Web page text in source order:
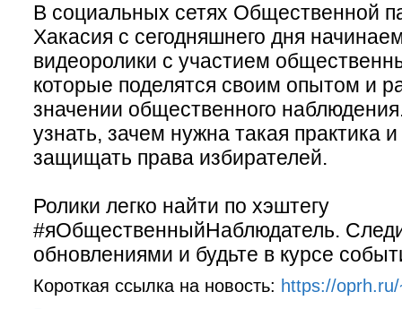
В социальных сетях Общественной
Хакасия с сегодняшнего дня
видеоролики с участием
которые поделятся своим опытом и
значении общественного
узнать, зачем нужна такая практика
защищать права избирателей.
Ролики легко найти по хэштегу
#яОбщественныйНаблюдатель.
обновлениями и будьте в курсе
Короткая ссылка на новость: https://